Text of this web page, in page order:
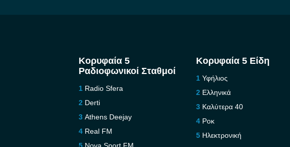
Κορυφαία 5
Ραδιοφωνικοί Σταθμοί
Radio Sfera
Derti
Athens Deejay
Real FM
Κορυφαία 5 Είδη
Υφήλιος
Ελληνικά
Καλύτερα 40
Ροκ
Ηλεκτρονική